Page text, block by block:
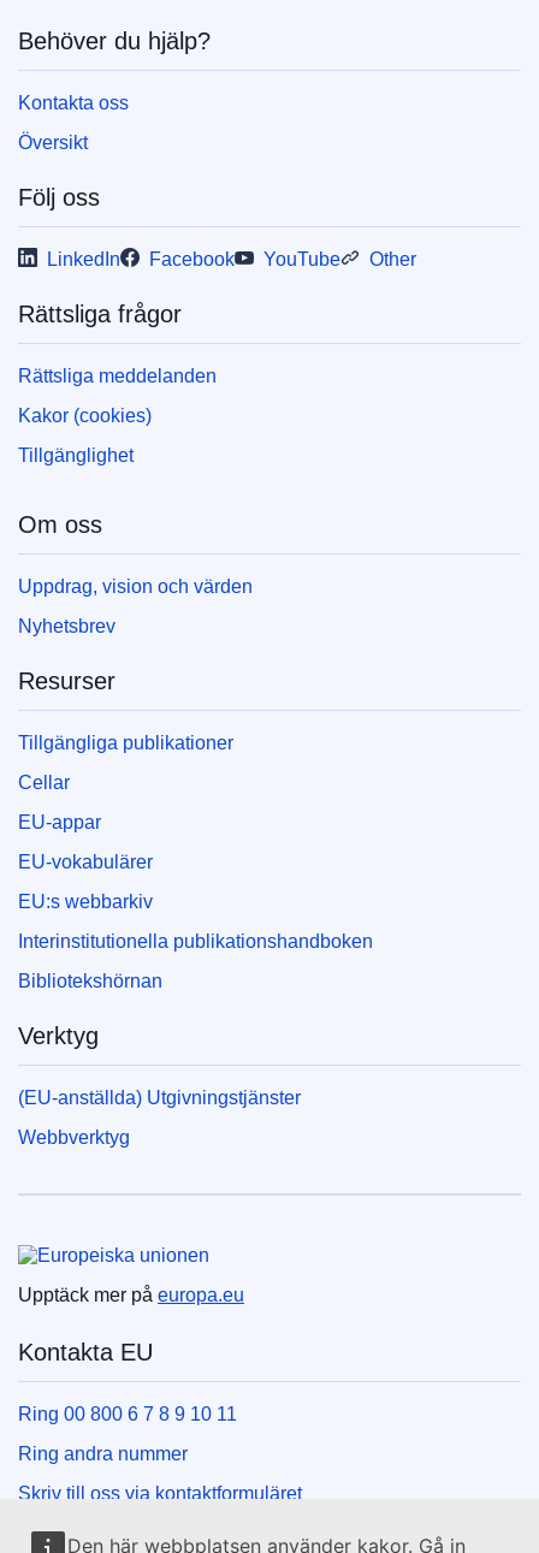
Den här webbplatsen använder kakor. Gå in
Behöver du hjälp?
Kontakta oss
Översikt
Följ oss
LinkedIn Facebook YouTube Other
Rättsliga frågor
Rättsliga meddelanden
Kakor (cookies)
Tillgänglighet
Om oss
Uppdrag, vision och värden
Nyhetsbrev
Resurser
Tillgängliga publikationer
Cellar
EU-appar
EU-vokabulärer
EU:s webbarkiv
Interinstitutionella publikationshandboken
Bibliotekshörnan
Verktyg
(EU-anställda) Utgivningstjänster
Webbverktyg
Upptäck mer på europa.eu
Kontakta EU
Ring 00 800 6 7 8 9 10 11
Ring andra nummer
Skriv till oss via kontaktformuläret
Besök ett EU-centrum